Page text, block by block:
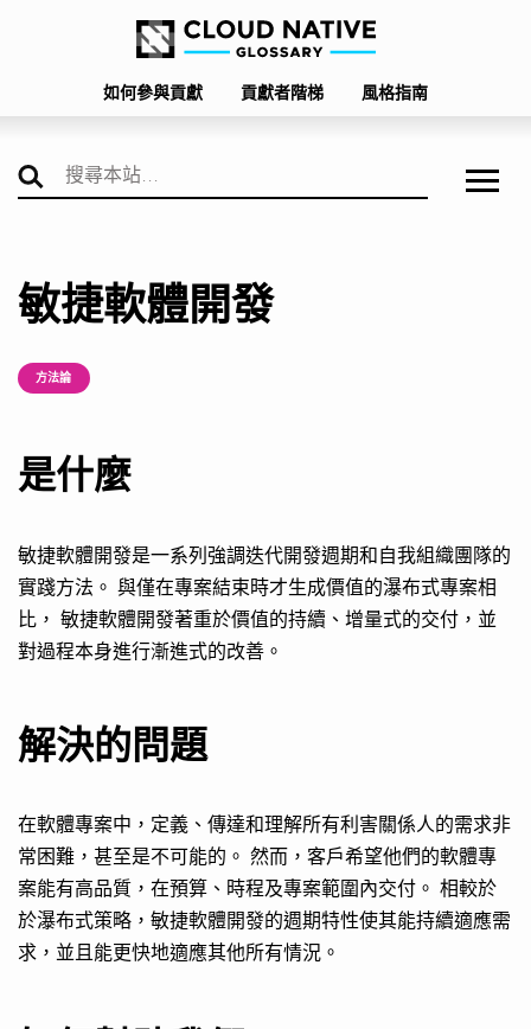
如何參與貢獻 貢獻者階梯 風格指南
敏捷軟體開發
方法論
是什麼
敏捷軟體開發是一系列強調迭代開發週期和自我組織團隊的
實踐方法。 與僅在專案結束時才生成價值的瀑布式專案相
比， 敏捷軟體開發著重於價值的持續、增量式的交付，並
對過程本身進行漸進式的改善。
解決的問題
在軟體專案中，定義、傳達和理解所有利害關係人的需求非
常困難，甚至是不可能的。 然而，客戶希望他們的軟體專
案能有高品質，在預算、時程及專案範圍內交付。 相較於
於瀑布式策略，敏捷軟體開發的週期特性使其能持續適應需
求，並且能更快地適應其他所有情況。